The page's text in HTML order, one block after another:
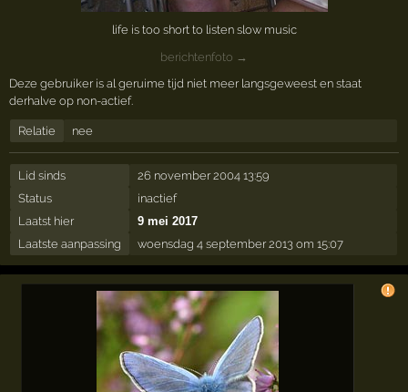
life is too short to listen slow music
berichtenfoto →
Deze gebruiker is al geruime tijd niet meer langsgeweest en staat
derhalve op non-actief.
Relatie nee
Lid sinds
26 november 2004 13:59
Status
inactief
Laatst hier
9 mei 2017
Laatste aanpassing
woensdag 4 september 2013 om 15:07